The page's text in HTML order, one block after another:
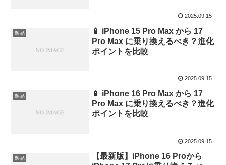
2025.09.15
製品
📱 iPhone 15 Pro Max から 17
Pro Max に乗り換えるべき？進化
ポイントを比較
2025.09.15
製品
📱 iPhone 16 Pro Max から 17
Pro Max に乗り換えるべき？進化
ポイントを比較
2025.09.15
製品
【最新版】iPhone 16 Proから